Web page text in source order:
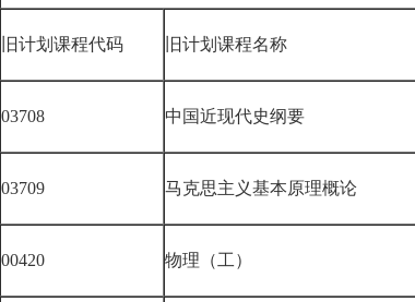
旧计划课程代码 旧计划课程名称
03708 中国近现代史纲要
03709 马克思主义基本原理概论
00420 物理（工）